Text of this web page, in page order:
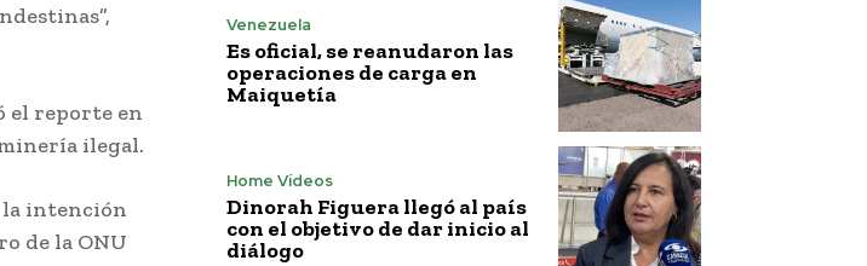
el reporte en
ilegal.
la intención
de la ONU
Venezuela
Es oficial, se reanudaron las
operaciones de carga en
Maiquetía
Home Vídeos
Dinorah Figuera llegó al país
con el objetivo de dar inicio al
diálogo